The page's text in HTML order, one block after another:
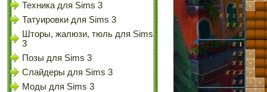
Техника для Sims 3
Татуировки для Sims 3
Шторы, жалюзи, тюль для Sims
3
Позы для Sims 3
Слайдеры для Sims 3
Моды для Sims 3